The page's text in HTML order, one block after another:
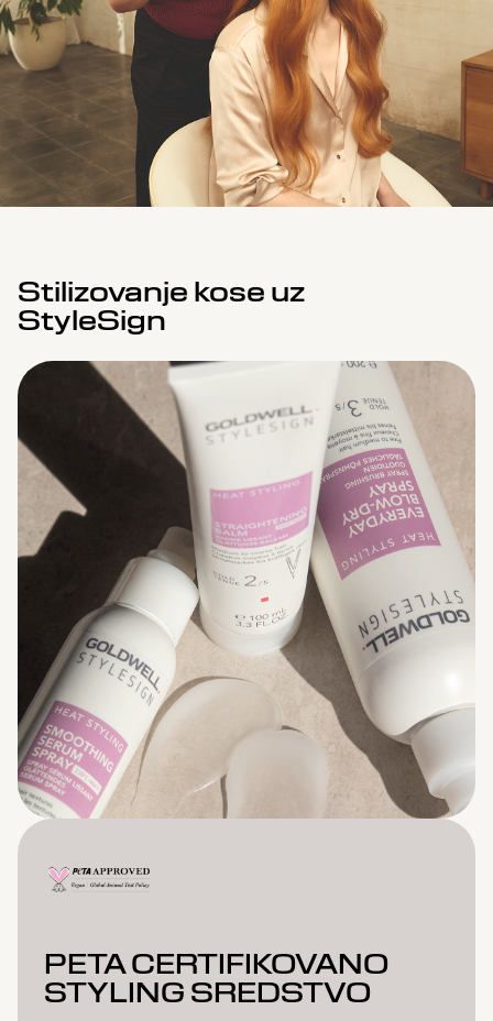
Stilizovanje kose uz
StyleSign
PETA CERTIFIKOVANO
STYLING SREDSTVO